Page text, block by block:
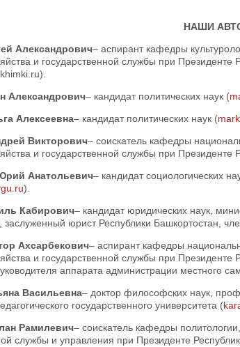
НАШИ
Александрович– аспирант кафедры
и государственной службы при
Александрович– кандидат политических наук (
Алексеевна– кандидат политических наук (
Викторович– соискатель кафедры
и государственной службы при Президенте
Анатольевич– кандидат социологических
).
Кабирович– кандидат юридических наук,
заслуженный юрист Республики Башкортостан,
Ахсарбекович– аспирант кафедры
и государственной службы при
аппарата администрации местного
Васильевна– доктор философских наук,
государственного университета (
Рамилевич– соискатель кафедры
службы и управления при Президенте